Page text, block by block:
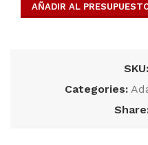
AÑADIR AL
SKU:
Categories: